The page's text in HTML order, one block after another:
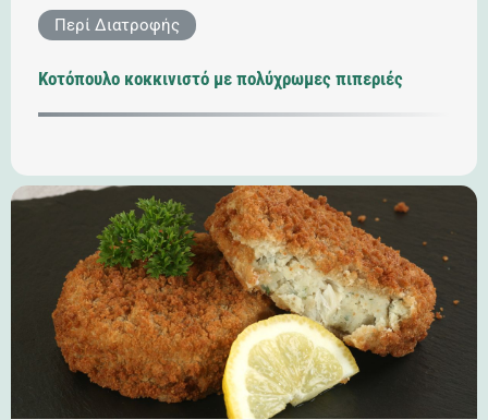
Περί Διατροφής
Κοτόπουλο κοκκινιστό με πολύχρωμες πιπεριές